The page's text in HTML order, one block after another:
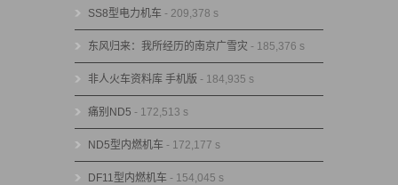
SS8型电力机车 - 209,378 s
东风归来：我所经历的南京广雪灾 - 185,376 s
非人火车资料库 手机版 - 184,935 s
痛别ND5 - 172,513 s
ND5型内燃机车 - 172,177 s
DF11型内燃机车 - 154,045 s